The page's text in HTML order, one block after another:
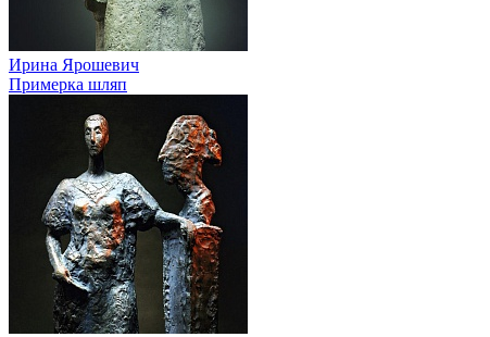
Ирина Ярошевич
Примерка шляп